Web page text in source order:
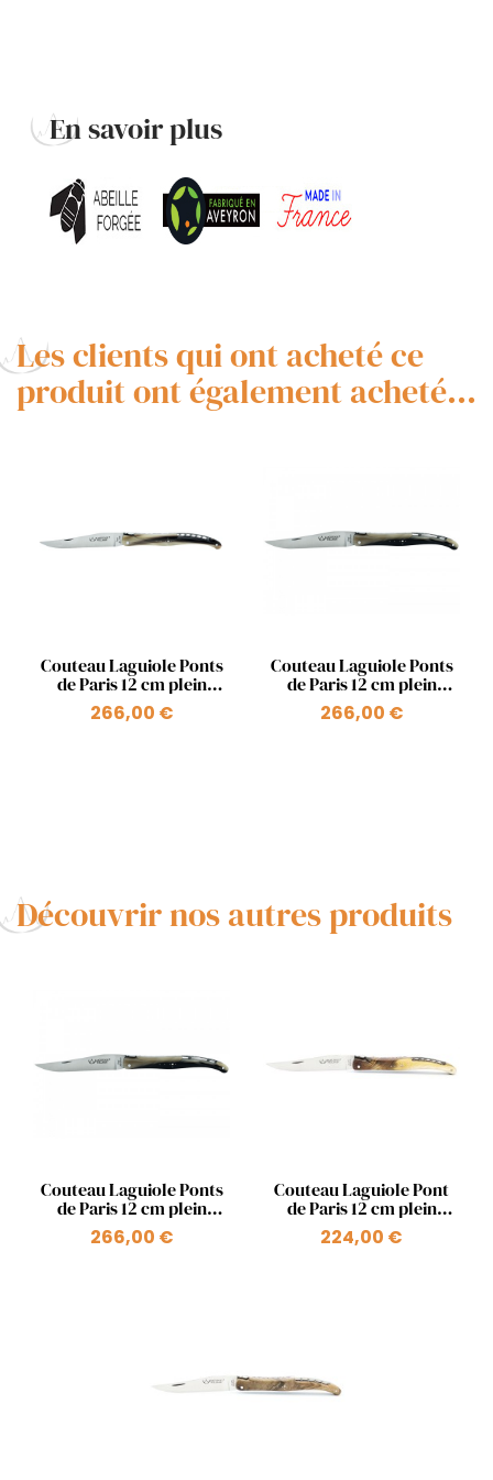
En savoir plus
Les clients qui ont acheté ce
produit ont également acheté...
Aperçu rapide
Couteau Laguiole Ponts
de Paris 12 cm plein
manche en pointe de
corne ressort Pont des
266,00 €
Aperçu rapide
Couteau Laguiole Ponts
de Paris 12 cm plein
manche en pointe de
corne ressort Pont
266,00 €
Découvrir nos autres produits
Aperçu rapide
Couteau Laguiole Ponts
de Paris 12 cm plein
manche en pointe de
corne ressort Pont
266,00 €
Aperçu rapide
+1
Couteau Laguiole Pont
de Paris 12 cm plein
manche en bois ressort
Pont des Arts
224,00 €